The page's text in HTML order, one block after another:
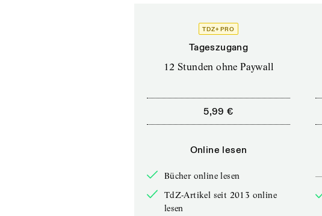
TDZ+ PRO
Tageszugang
12 Stunden ohne Paywall
5,99 €
Online lesen
Bücher online lesen
TdZ-Artikel seit 2013 online
lesen